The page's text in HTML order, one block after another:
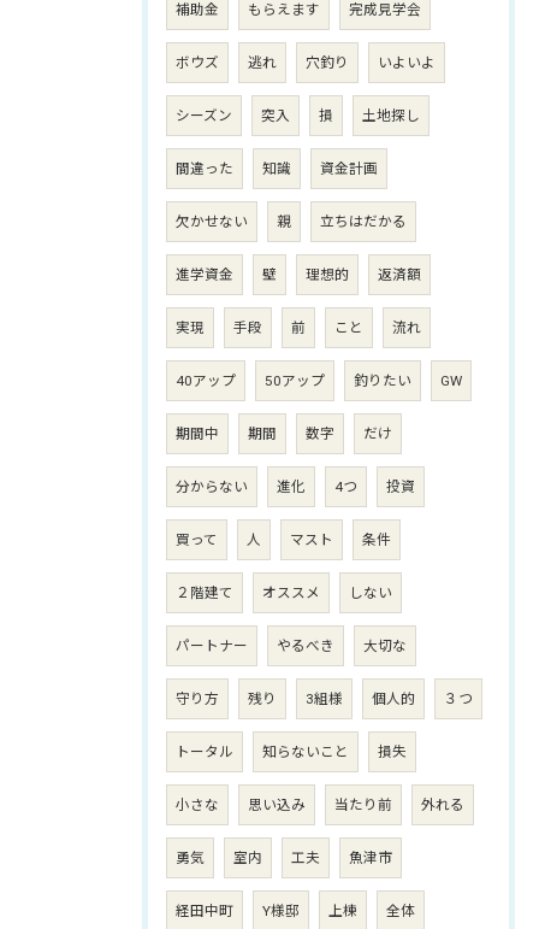
補助金 もらえます 完成見学会
ボウズ 逃れ 穴釣り いよいよ
シーズン 突入 損 土地探し
間違った 知識 資金計画
欠かせない 親 立ちはだかる
進学資金 壁 理想的 返済額
実現 手段 前 こと 流れ
40アップ 50アップ 釣りたい GW
期間中 期間 数字 だけ
分からない 進化 4つ 投資
買って 人 マスト 条件
２階建て オススメ しない
パートナー やるべき 大切な
守り方 残り 3組様 個人的 ３つ
トータル 知らないこと 損失
小さな 思い込み 当たり前 外れる
勇気 室内 工夫 魚津市
経田中町 Y様邸 上棟 全体